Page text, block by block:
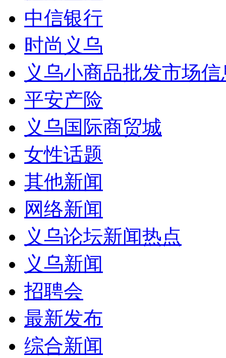
中信银行
时尚义乌
义乌小商品批发市场
平安产险
义乌国际商贸城
女性话题
其他新闻
网络新闻
义乌论坛新闻热点
义乌新闻
招聘会
最新发布
综合新闻